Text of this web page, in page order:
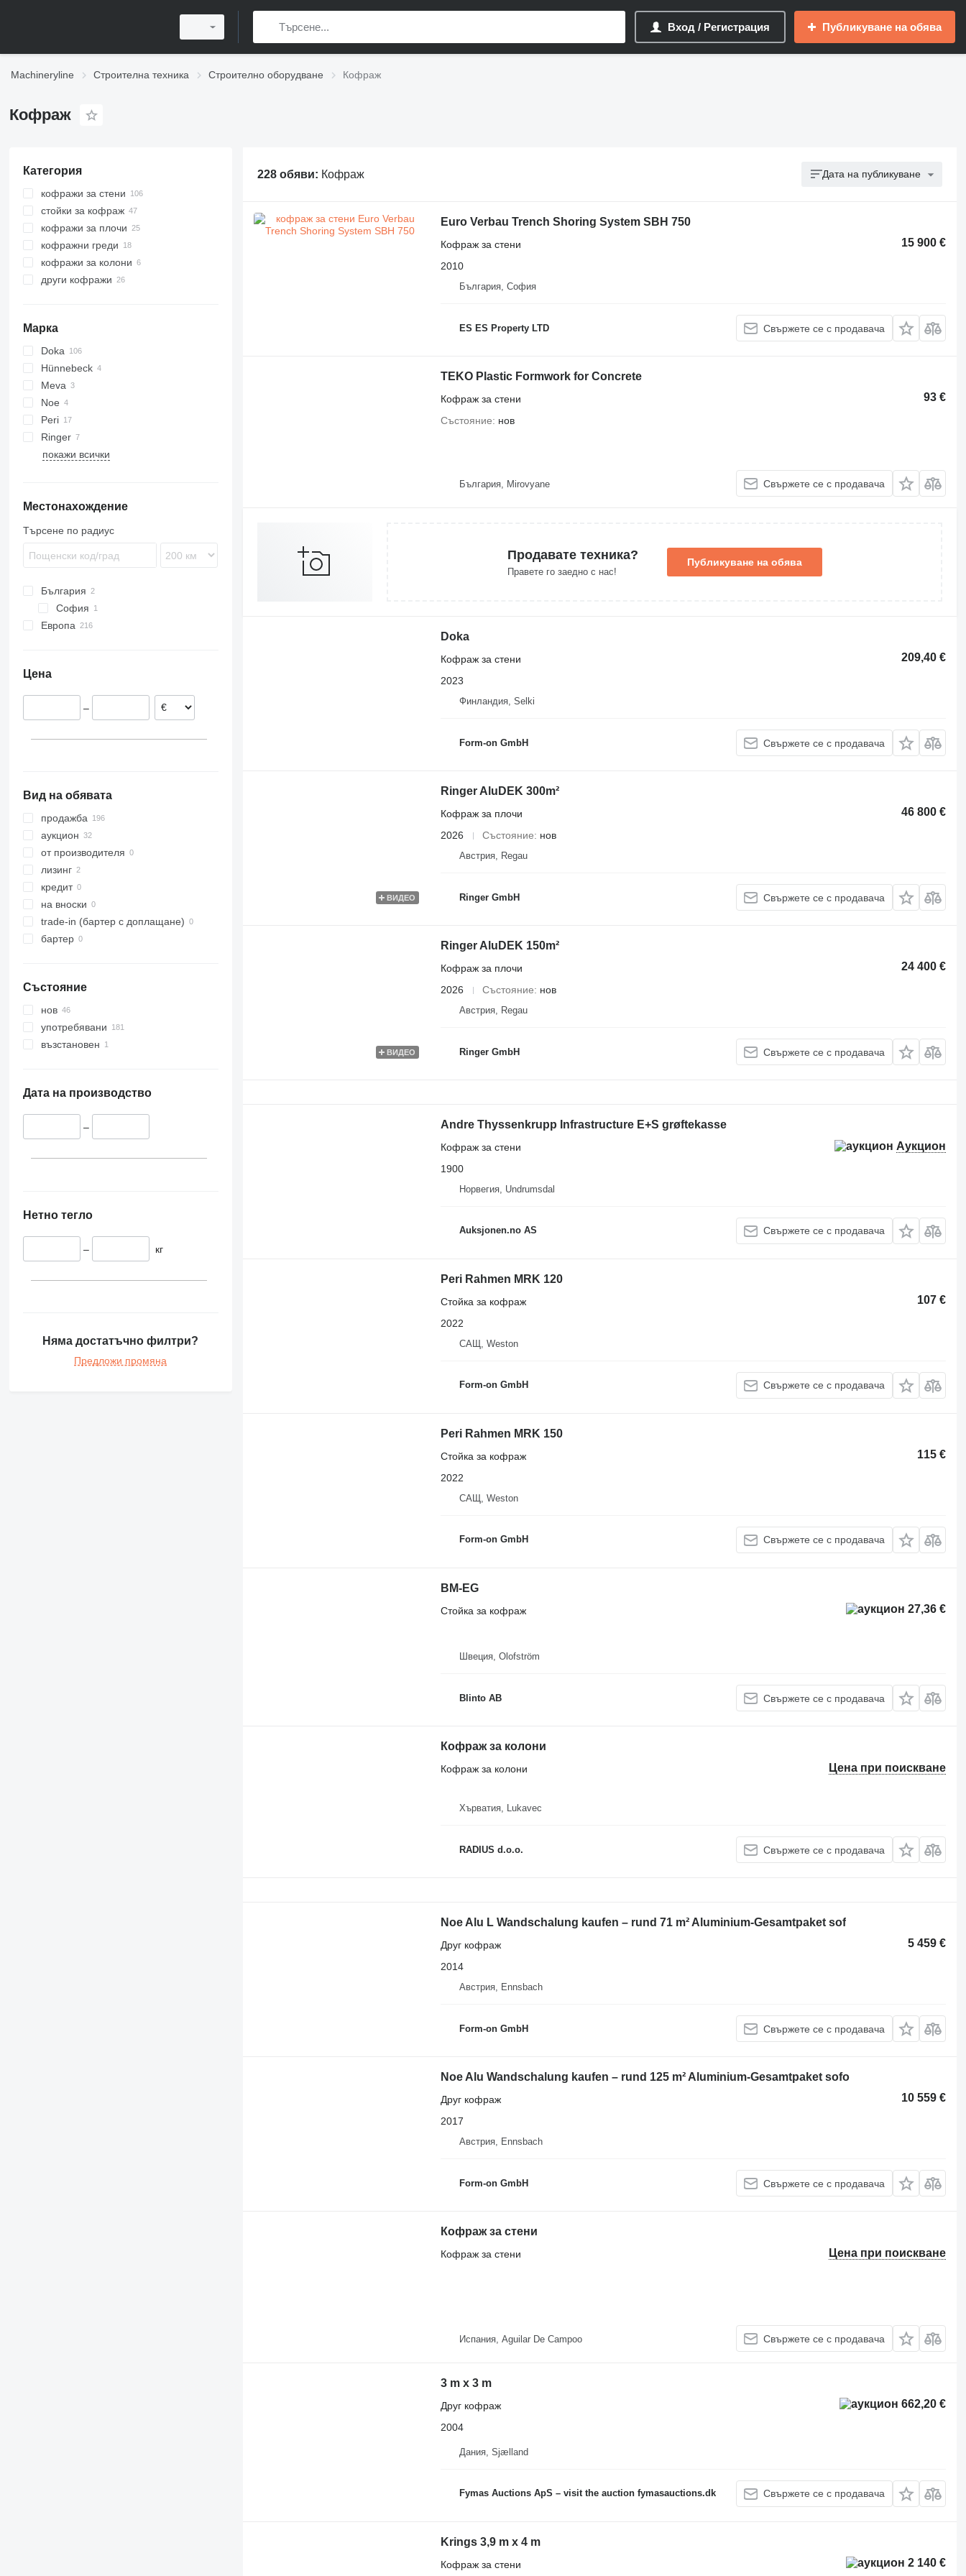
Вход / Регистрация Публикуване на обява
Machineryline Строителна техника Строително оборудване Кофраж
Кофраж
Категория
кофражи за стени
стойки за кофраж
кофражи за плочи
кофражни греди
кофражи за колони
други кофражи
Марка
Doka
D-series
Framax
Frami
Hünnebeck
Meva
Noe
Peri
Ringer
покажи всички
Местонахождение
Търсене по радиус
България
София
Европа
Дания
Хърватия
Цена
–
Вид на обявата
продажба
аукцион
от производителя
лизинг
кредит
на вноски
trade-in (бартер с доплащане)
бартер
Състояние
нов
употребявани
възстановен
Дата на производство
–
Нетно тегло
– кг
Няма достатъчно филтри?
Предложи промяна
228 обяви: Кофраж Дата на публикуване
Euro Verbau Trench Shoring System SBH 750
15 900 €
Кофраж за стени
2010
България, София
ES ES Property LTD Свържете се с продавача
TEKO Plastic Formwork for Concrete
93 €
Кофраж за стени
Състояние
нов
България, Mirovyane Свържете се с продавача
Продавате техника?
Правете го заедно с нас!
Публикуване на обява
Doka
209,40 €
Кофраж за стени
2023
Финландия, Selki
Form-on GmbH Свържете се с продавача
ВИДЕО
Ringer AluDEK 300m²
46 800 €
Кофраж за плочи
2026
Състояние нов
Австрия, Regau
Ringer GmbH Свържете се с продавача
ВИДЕО
Ringer AluDEK 150m²
24 400 €
Кофраж за плочи
2026
Състояние нов
Австрия, Regau
Ringer GmbH Свържете се с продавача
Andre Thyssenkrupp Infrastructure E+S grøftekasse
Аукцион
Кофраж за стени
1900
Норвегия, Undrumsdal
Auksjonen.no AS Свържете се с продавача
Peri Rahmen MRK 120
107 €
Стойка за кофраж
2022
САЩ, Weston
Form-on GmbH Свържете се с продавача
Peri Rahmen MRK 150
115 €
Стойка за кофраж
2022
САЩ, Weston
Form-on GmbH Свържете се с продавача
BM-EG
27,36 €
Стойка за кофраж
Швеция, Olofström
Blinto AB Свържете се с продавача
Кофраж за колони
Цена при поискване
Кофраж за колони
Хърватия, Lukavec
RADIUS d.o.o. Свържете се с продавача
Noe Alu L Wandschalung kaufen – rund 71 m² Aluminium-Gesamtpaket sof
5 459 €
Друг кофраж
2014
Австрия, Ennsbach
Form-on GmbH Свържете се с продавача
Noe Alu Wandschalung kaufen – rund 125 m² Aluminium-Gesamtpaket sofo
10 559 €
Друг кофраж
2017
Австрия, Ennsbach
Form-on GmbH Свържете се с продавача
Кофраж за стени
Цена при поискване
Кофраж за стени
Испания, Aguilar De Campoo Свържете се с продавача
3 m x 3 m
662,20 €
Друг кофраж
2004
Дания, Sjælland
Fymas Auctions ApS – visit the auction fymasauctions.dk Свържете се с продавача
Krings 3,9 m x 4 m
2 140 €
Кофраж за стени